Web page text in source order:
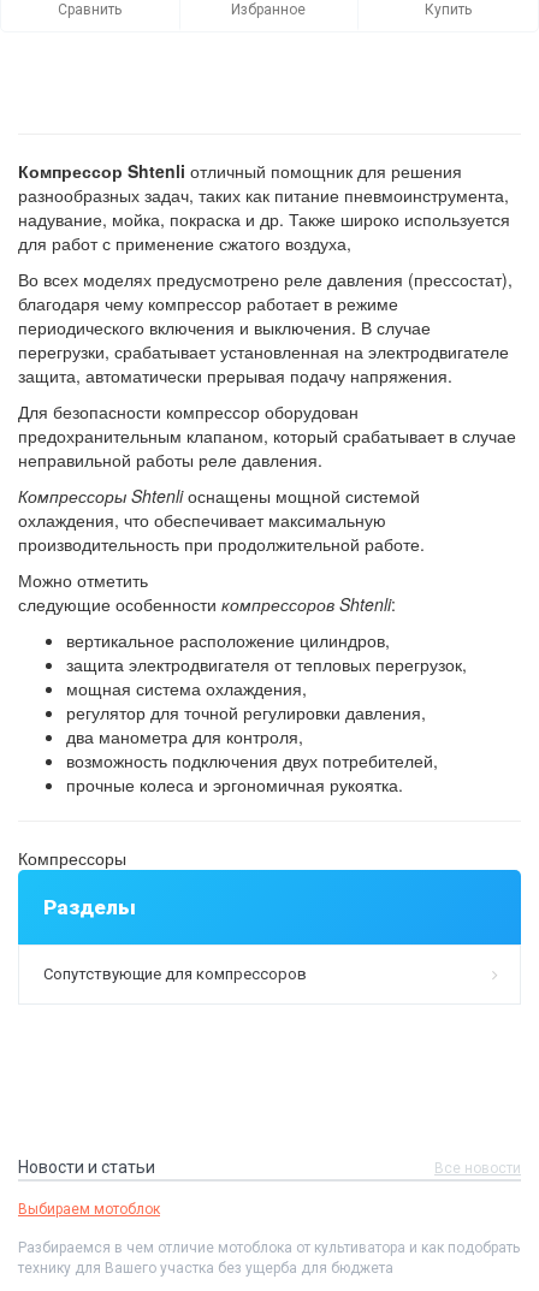
Сравнить Избранное Купить
Компрессор Shtenli отличный помощник для решения
разнообразных задач, таких как питание пневмоинструмента,
надувание, мойка, покраска и др. Также широко используется
для работ с применение сжатого воздуха,
Во всех моделях предусмотрено реле давления (прессостат),
благодаря чему компрессор работает в режиме
периодического включения и выключения. В случае
перегрузки, срабатывает установленная на электродвигателе
защита, автоматически прерывая подачу напряжения.
Для безопасности компрессор оборудован
предохранительным клапаном, который срабатывает в случае
неправильной работы реле давления.
Компрессоры Shtenliоснащены мощной системой
охлаждения, что обеспечивает максимальную
производительность при продолжительной работе.
Можно отметить
следующие особенности компрессоров Shtenli:
вертикальное расположение цилиндров,
защита электродвигателя от тепловых перегрузок,
мощная система охлаждения,
регулятор для точной регулировки давления,
два манометра для контроля,
возможность подключения двух потребителей,
прочные колеса и эргономичная рукоятка.
Компрессоры
Разделы
Сопутствующие для компрессоров
Новости и статьи Все новости
Выбираем мотоблок
Разбираемся в чем отличие мотоблока от культиватора и как подобрать
технику для Вашего участка без ущерба для бюджета